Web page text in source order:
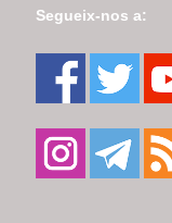
Segueix-nos a: